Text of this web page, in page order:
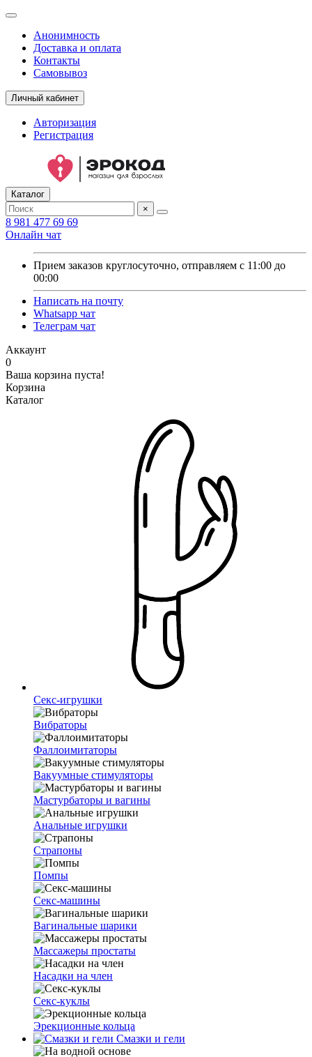
Анонимность
Доставка и оплата
Контакты
Самовывоз
Личный кабинет
Авторизация
Регистрация
Каталог
×
8 981 477 69 69
Онлайн чат
Прием заказов круглосуточно, отправляем с 11:00 до
00:00
Написать на почту
Whatsapp чат
Телеграм чат
Аккаунт
0
Ваша корзина пуста!
Корзина
Каталог
Секс-игрушки
Вибраторы
Фаллоимитаторы
Вакуумные стимуляторы
Мастурбаторы и вагины
Анальные игрушки
Страпоны
Помпы
Секс-машины
Вагинальные шарики
Массажеры простаты
Насадки на член
Секс-куклы
Эрекционные кольца
Смазки и гели